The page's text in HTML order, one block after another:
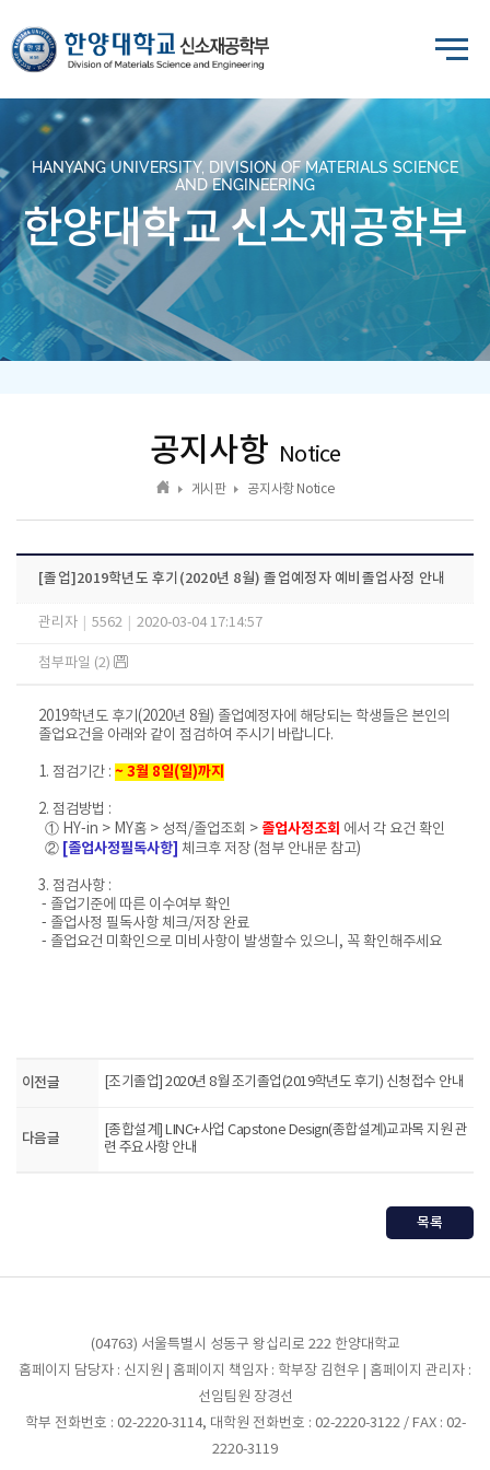
HANYANG UNIVERSITY, DIVISION OF MATERIALS SCIENCE
AND ENGINEERING
한양대학교 신소재공학부
공지사항 Notice
게시판 공지사항 Notice
[졸업]2019학년도 후기(2020년 8월) 졸업예정자 예비졸업사정 안내
관리자 5562 2020-03-04 17:14:57
첨부파일 (2)
2019학년도 후기(2020년 8월) 졸업예정자에 해당되는 학생들은 본인의
졸업요건을 아래와 같이 점검하여 주시기 바랍니다.
1. 점검기간 : ~ 3월 8일(일)까지
2. 점검방법 :
① HY-in > MY홈 > 성적/졸업조회 > 졸업사정조회 에서 각 요건 확인
② [졸업사정필독사항] 체크후 저장 (첨부 안내문 참고)
3. 점검사항 :
- 졸업기준에 따른 이수여부 확인
- 졸업사정 필독사항 체크/저장 완료
- 졸업요건 미확인으로 미비사항이 발생할수 있으니, 꼭 확인해주세요
이전글 [조기졸업] 2020년 8월 조기졸업(2019학년도 후기) 신청접수 안내
다음글
[종합설계] LINC+사업 Capstone Design(종합설계)교과목 지원 관
련 주요사항 안내
목록
(04763) 서울특별시 성동구 왕십리로 222 한양대학교
홈페이지 담당자 : 신지원 | 홈페이지 책임자 : 학부장 김현우 | 홈페이지 관리자 :
선임팀원 장경선
학부 전화번호 : 02-2220-3114, 대학원 전화번호 : 02-2220-3122 / FAX : 02-
2220-3119